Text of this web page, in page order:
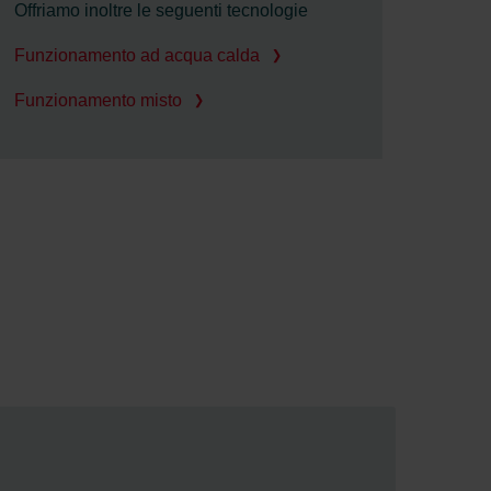
Offriamo inoltre le seguenti tecnologie
Funzionamento ad acqua calda
Funzionamento misto